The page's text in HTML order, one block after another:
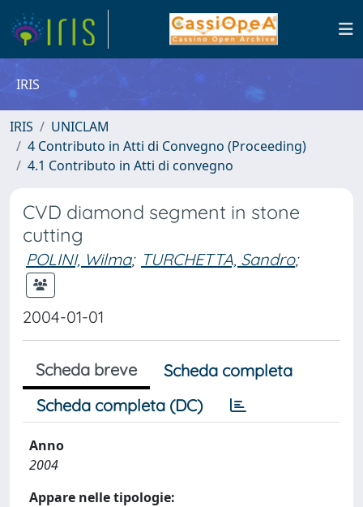
IRIS
IRIS
UNICLAM
4 Contributo in Atti di Convegno (Proceeding)
4.1 Contributo in Atti di convegno
CVD diamond segment in stone
cutting
POLINI, Wilma; TURCHETTA, Sandro;
2004-01-01
Scheda breve
Scheda completa
Scheda completa (DC)
Anno
2004
Appare nelle tipologie: